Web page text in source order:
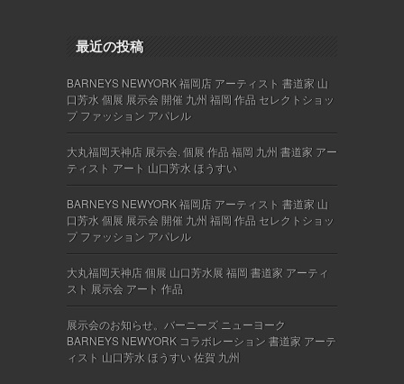
最近の投稿
BARNEYS NEWYORK 福岡店 アーティスト 書道家 山
口芳水 個展 展示会 開催 九州 福岡 作品 セレクトショッ
プ ファッション アパレル
大丸福岡天神店 展示会. 個展 作品 福岡 九州 書道家 アー
ティスト アート 山口芳水 ほうすい
BARNEYS NEWYORK 福岡店 アーティスト 書道家 山
口芳水 個展 展示会 開催 九州 福岡 作品 セレクトショッ
プ ファッション アパレル
大丸福岡天神店 個展 山口芳水展 福岡 書道家 アーティ
スト 展示会 アート 作品
展示会のお知らせ。バーニーズ ニューヨーク
BARNEYS NEWYORK コラボレーション 書道家 アーテ
ィスト 山口芳水 ほうすい 佐賀 九州